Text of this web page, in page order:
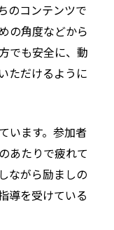
のコンテンツで
の角度などから
でも安全に、動
ただけるように
います。参加者
あたりで疲れて
ながら励ましの
導を受けている